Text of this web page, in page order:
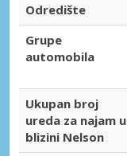
Odredište
Grupe
automobila
Ukupan broj
ureda za najam u
blizini Nelson